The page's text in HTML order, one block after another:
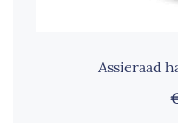
Assieraad